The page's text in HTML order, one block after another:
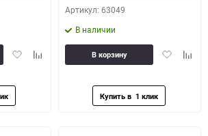
ДобавитьДобавить
Артикул: 63049
В наличии
Добавить
В корзину